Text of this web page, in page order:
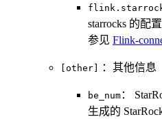
starrocks 的配
参见 Flink-
[other] ：其他信息
be_num ：
生成的